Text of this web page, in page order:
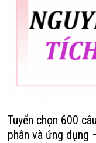
Tuyển chọn 600
phân và ứng dụng